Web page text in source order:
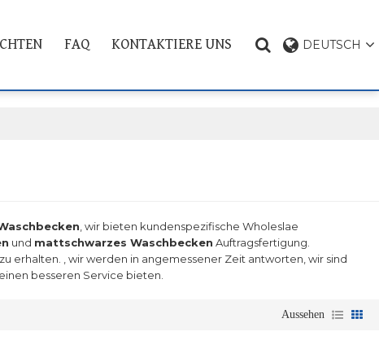
FAQ
KONTAKTIERE UNS
DEUTSCH
, wir bieten kundenspezifische Wholeslae
und mattschwarzes Waschbecken Auftragsfertigung.
zu erhalten. , wir werden in angemessener Zeit antworten, wir sind
besseren Service bieten.
Aussehen